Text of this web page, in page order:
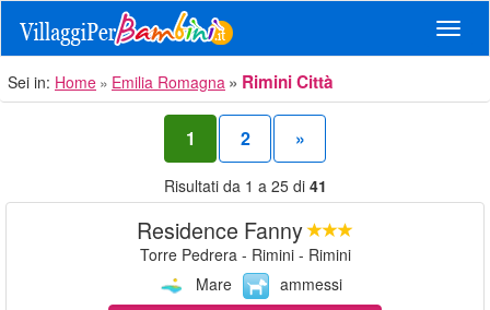
Sei in: Home Emilia Romagna Rimini Città
1 2 »
Risultati da 1 a 25 di 41
Residence Fanny
Torre Pedrera - Rimini - Rimini
Mare
ammessi